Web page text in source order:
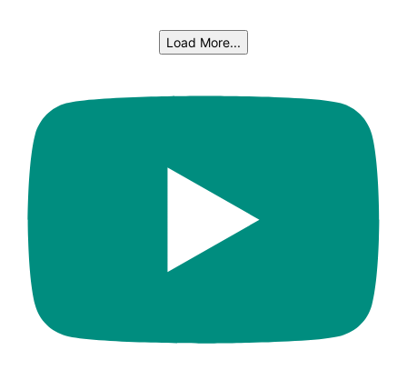
Load More...